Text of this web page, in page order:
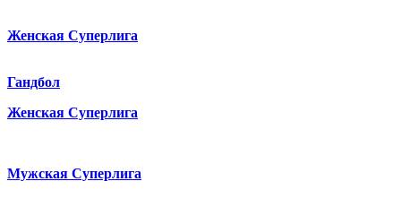
Женская Суперлига
Гандбол
Женская Суперлига
Мужская Суперлига